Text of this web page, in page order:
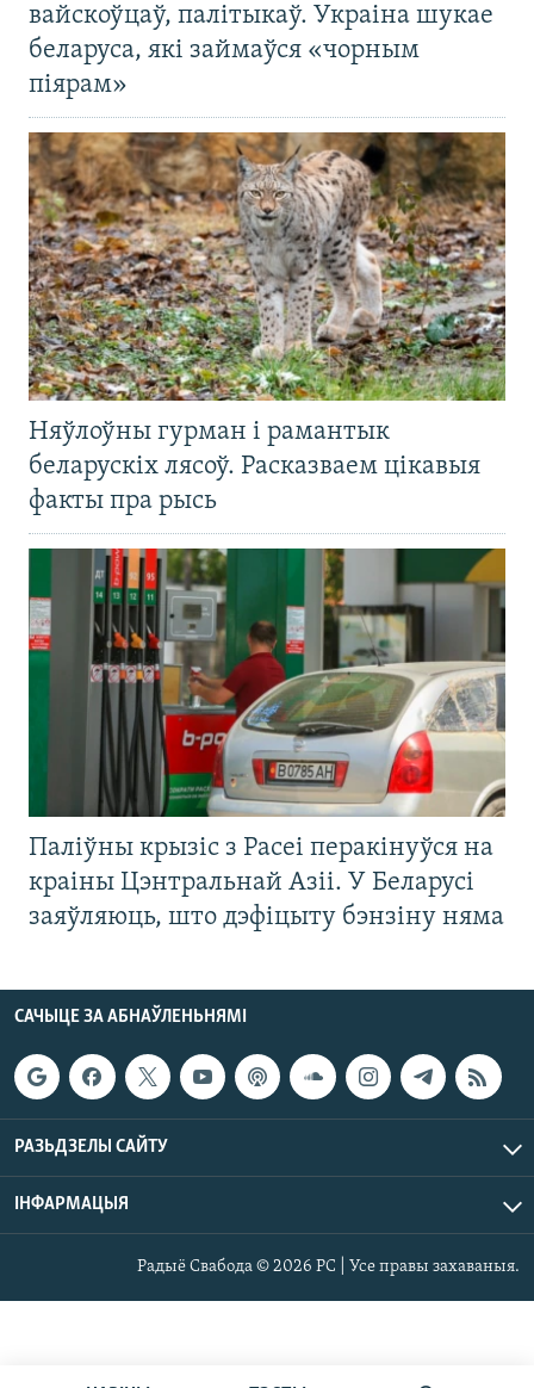
вайскоўцаў, палітыкаў. Украіна шукае
беларуса, які займаўся «чорным
піярам»
Няўлоўны гурман і рамантык
беларускіх лясоў. Расказваем цікавыя
факты пра рысь
Паліўны крызіс з Расеі перакінуўся на
краіны Цэнтральнай Азіі. У Беларусі
заяўляюць, што дэфіцыту бэнзіну няма
САЧЫЦЕ ЗА АБНАЎЛЕНЬНЯМІ
РАЗЬДЗЕЛЫ САЙТУ
ІНФАРМАЦЫЯ
Радыё Свабода © 2026 РС | Усе правы захаваныя.